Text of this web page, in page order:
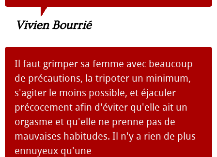
Vivien Bourrié
Il faut grimper sa femme avec beaucoup
de précautions, la tripoter un minimum,
s'agiter le moins possible, et éjaculer
précocement afin d'éviter qu'elle ait un
orgasme et qu'elle ne prenne pas de
mauvaises habitudes. Il n'y a rien de plus
ennuyeux qu'une